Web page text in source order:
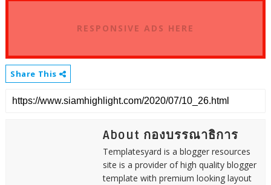
RESPONSIVE ADS HERE
Share This
About กองบรรณาธิการ
Templatesyard is a blogger resources
site is a provider of high quality blogger
template with premium looking layout